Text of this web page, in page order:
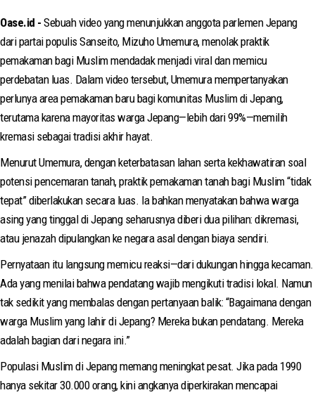
Oase.id - Sebuah video yang menunjukkan anggota parlemen Jepang
dari partai populis Sanseito, Mizuho Umemura, menolak praktik
pemakaman bagi Muslim mendadak menjadi viral dan memicu
perdebatan luas. Dalam video tersebut, Umemura mempertanyakan
perlunya area pemakaman baru bagi komunitas Muslim di Jepang,
terutama karena mayoritas warga Jepang—lebih dari 99%—memilih
kremasi sebagai tradisi akhir hayat.
Menurut Umemura, dengan keterbatasan lahan serta kekhawatiran soal
potensi pencemaran tanah, praktik pemakaman tanah bagi Muslim “tidak
tepat” diberlakukan secara luas. Ia bahkan menyatakan bahwa warga
asing yang tinggal di Jepang seharusnya diberi dua pilihan: dikremasi,
atau jenazah dipulangkan ke negara asal dengan biaya sendiri.
Pernyataan itu langsung memicu reaksi—dari dukungan hingga kecaman.
Ada yang menilai bahwa pendatang wajib mengikuti tradisi lokal. Namun
tak sedikit yang membalas dengan pertanyaan balik: “Bagaimana dengan
warga Muslim yang lahir di Jepang? Mereka bukan pendatang. Mereka
adalah bagian dari negara ini.”
Populasi Muslim di Jepang memang meningkat pesat. Jika pada 1990
hanya sekitar 30.000 orang, kini angkanya diperkirakan mencapai